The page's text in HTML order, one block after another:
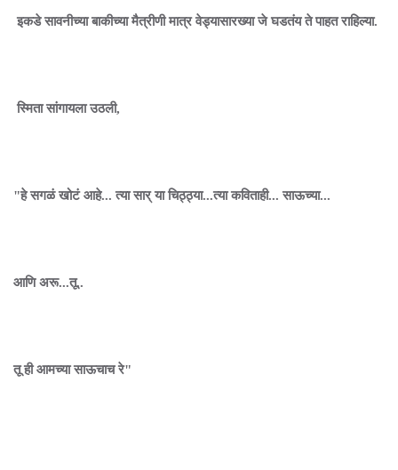
इकडे सावनीच्या बाकीच्या मैत्रीणी मात्र वेड्यासारख्या जे घडतंय ते पाहत राहिल्या.
स्मिता सांगायला उठली,
"हे सगळं खोटं आहे... त्या सार् या चिठ्ठ्या...त्या कविताही... साऊच्या...
आणि अरू...तू..
तू ही आमच्या साऊचाच रे"